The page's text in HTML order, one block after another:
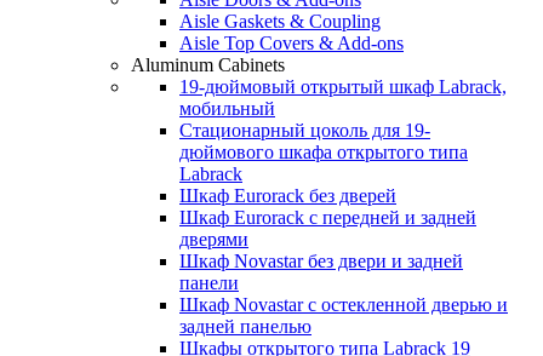
Aisle Gaskets & Coupling
Aisle Top Covers & Add-ons
Aluminum Cabinets
19-дюймовый открытый шкаф Labrack,
мобильный
Стационарный цоколь для 19-
дюймового шкафа открытого типа
Labrack
Шкаф Eurorack без дверей
Шкаф Eurorack с передней и задней
дверями
Шкаф Novastar без двери и задней
панели
Шкаф Novastar с остекленной дверью и
задней панелью
Шкафы открытого типа Labrack 19